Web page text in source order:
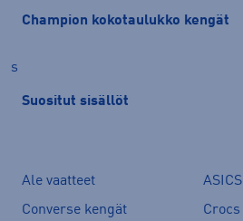
Champion kokotaulukko kengät
s
Suositut sisällöt
Ale vaatteet
Converse kengät
Crocs